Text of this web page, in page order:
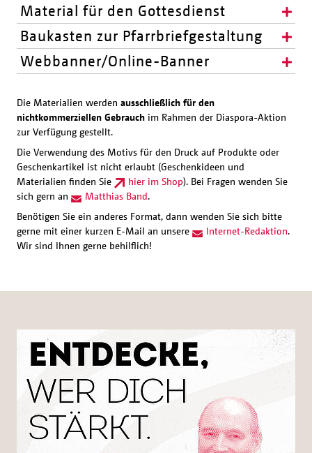
Material für den Gottesdienst
Baukasten zur Pfarrbriefgestaltung
Webbanner/Online-Banner
Die Materialien werden ausschließlich für den
nichtkommerziellen Gebrauch im Rahmen der Diaspora-Aktion
zur Verfügung gestellt.
Die Verwendung des Motivs für den Druck auf Produkte oder
Geschenkartikel ist nicht erlaubt (Geschenkideen und
Materialien finden Sie
hier im Shop). Bei Fragen wenden Sie
sich gern an
Matthias Band.
Benötigen Sie ein anderes Format, dann wenden Sie sich bitte
gerne mit einer kurzen E-Mail an unsere
Internet-Redaktion.
Wir sind Ihnen gerne behilflich!